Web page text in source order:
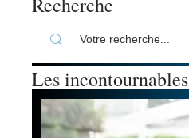
Les incontournables